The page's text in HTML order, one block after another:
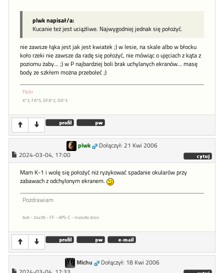
plwk napisał/a:
Kucanie też jest uciążliwe. Najwygodniej jednak się położyć.
nie zawsze łąka jest jak jest kwiatek ;) w lesie, na skale albo w błocku
koło rzeki nie zawsze da radę się położyć, nie mówiąc o ujęciach z kąta z
poziomu żaby... ;) w P najbardziej boli brak uchylanych ekranów... masę
body ze szkłem można przeboleć ;)
Flickr
K*3, FA*5, DFA*2, DA*3
plwk
Dołączył: 21 Kwi 2006
2024-03-04, 17:00
Mam K-1 i wolę się położyć niż ryzykować spadanie okularów przy
zabawach z odchylonym ekranem.
Pozdrawiam
6x6 - 24x36 - FF - APS-C - malutki dron
Michu
Dołączył: 18 Kwi 2006